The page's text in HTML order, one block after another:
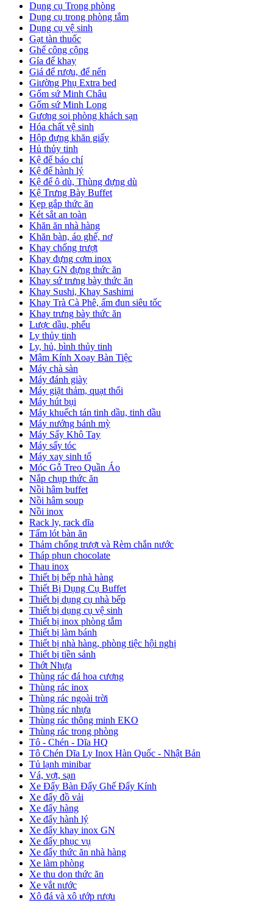
Dụng cụ Trong phòng
Dụng cụ trong phòng tắm
Dụng cụ vệ sinh
Gạt tàn thuốc
Ghế công cộng
Gía để khay
Giá để rượu, để nến
Giường Phụ Extra bed
Gốm sứ Minh Châu
Gốm sứ Minh Long
Gương soi phòng khách sạn
Hóa chất vệ sinh
Hộp đựng khăn giấy
Hủ thủy tinh
Kệ để báo chí
Kệ để hành lý
Kệ để ô dù, Thùng đựng dù
Kệ Trưng Bày Buffet
Kẹp gắp thức ăn
Két sắt an toàn
Khăn ăn nhà hàng
Khăn bàn, áo ghế, nơ
Khay chống trượt
Khay đựng cơm inox
Khay GN đựng thức ăn
Khay sứ trưng bày thức ăn
Khay Sushi, Khay Sashimi
Khay Trà Cà Phê, ấm đun siêu tốc
Khay trưng bày thức ăn
Lược dầu, phểu
Ly thủy tinh
Ly, hủ, bình thủy tinh
Mâm Kính Xoay Bàn Tiệc
Máy chà sàn
Máy đánh giày
Máy giặt thảm, quạt thổi
Máy hút bụi
Máy khuếch tán tinh dầu, tinh dầu
Máy nướng bánh mỳ
Máy Sấy Khô Tay
Máy sấy tóc
Máy xay sinh tố
Móc Gỗ Treo Quần Áo
Nắp chụp thức ăn
Nồi hâm buffet
Nồi hâm soup
Nồi inox
Rack ly, rack dĩa
Tấm lót bàn ăn
Thảm chống trượt và Rèm chắn nước
Tháp phun chocolate
Thau inox
Thiết bị bếp nhà hàng
Thiết Bị Dụng Cụ Buffet
Thiết bị dụng cụ nhà bếp
Thiết bị dụng cụ vệ sinh
Thiết bị inox phòng tắm
Thiết bị làm bánh
Thiết bị nhà hàng, phòng tiệc hội nghị
Thiết bị tiền sảnh
Thớt Nhựa
Thùng rác đá hoa cương
Thùng rác inox
Thùng rác ngoài trời
Thùng rác nhựa
Thùng rác thông minh EKO
Thùng rác trong phòng
Tô - Chén - Dĩa HQ
Tô Chén Dĩa Ly Inox Hàn Quốc - Nhật Bản
Tủ lạnh minibar
Vá, vợt, sạn
Xe Đẩy Bàn Đẩy Ghế Đẩy Kính
Xe đẩy đồ vải
Xe đẩy hàng
Xe đẩy hành lý
Xe đẩy khay inox GN
Xe đẩy phục vụ
Xe đẩy thức ăn nhà hàng
Xe làm phòng
Xe thu dọn thức ăn
Xe vắt nước
Xô đá và xô ướp rượu